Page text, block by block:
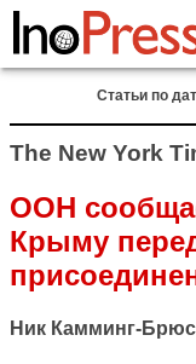
Статьи по
The New York
ООН
Крыму
Ник Камминг-Брюс